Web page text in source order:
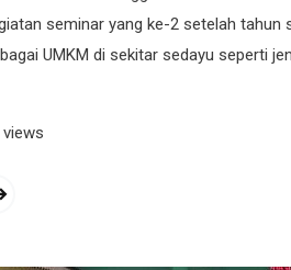
seminar yang ke-2 setelah tahun
UMKM di sekitar sedayu seperti